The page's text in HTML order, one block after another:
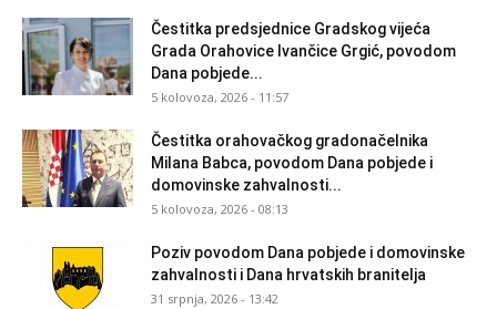
Čestitka predsjednice Gradskog vijeća
Grada Orahovice Ivančice Grgić, povodom
Dana pobjede...
5 kolovoza, 2026 - 11:57
Čestitka orahovačkog gradonačelnika
Milana Babca, povodom Dana pobjede i
domovinske zahvalnosti...
5 kolovoza, 2026 - 08:13
Poziv povodom Dana pobjede i domovinske
zahvalnosti i Dana hrvatskih branitelja
31 srpnja, 2026 - 13:42